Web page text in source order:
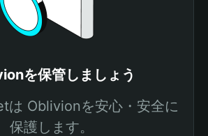
を保管しましょう
は Oblivionを安心・安全に
保護します。